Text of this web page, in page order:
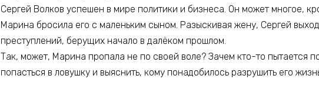
Сергей Волков успешен в мире политики и бизнеса. Он может многое,
Марина бросила его с маленьким сыном. Разыскивая жену, Сергей
преступлений, берущих начало в далёком прошлом.
Так, может, Марина пропала не по своей воле? Зачем кто-то пытается
попасться в ловушку и выяснить, кому понадобилось разрушить его